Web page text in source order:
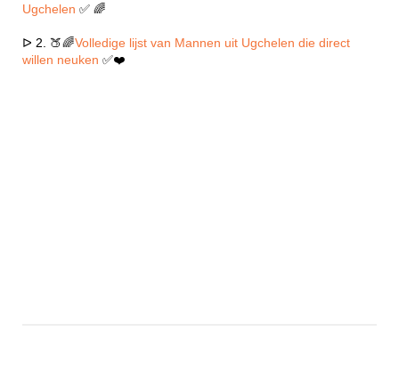
Ugchelen ✅ 🌈
ᐅ 2. 🍑🌈Volledige lijst van Mannen uit Ugchelen die direct
willen neuken ✅❤️